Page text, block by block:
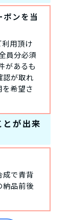
ンを当
利用頂け
員分必須
があるも
認が取れ
を希望さ
が出来
成で青背
納品前後